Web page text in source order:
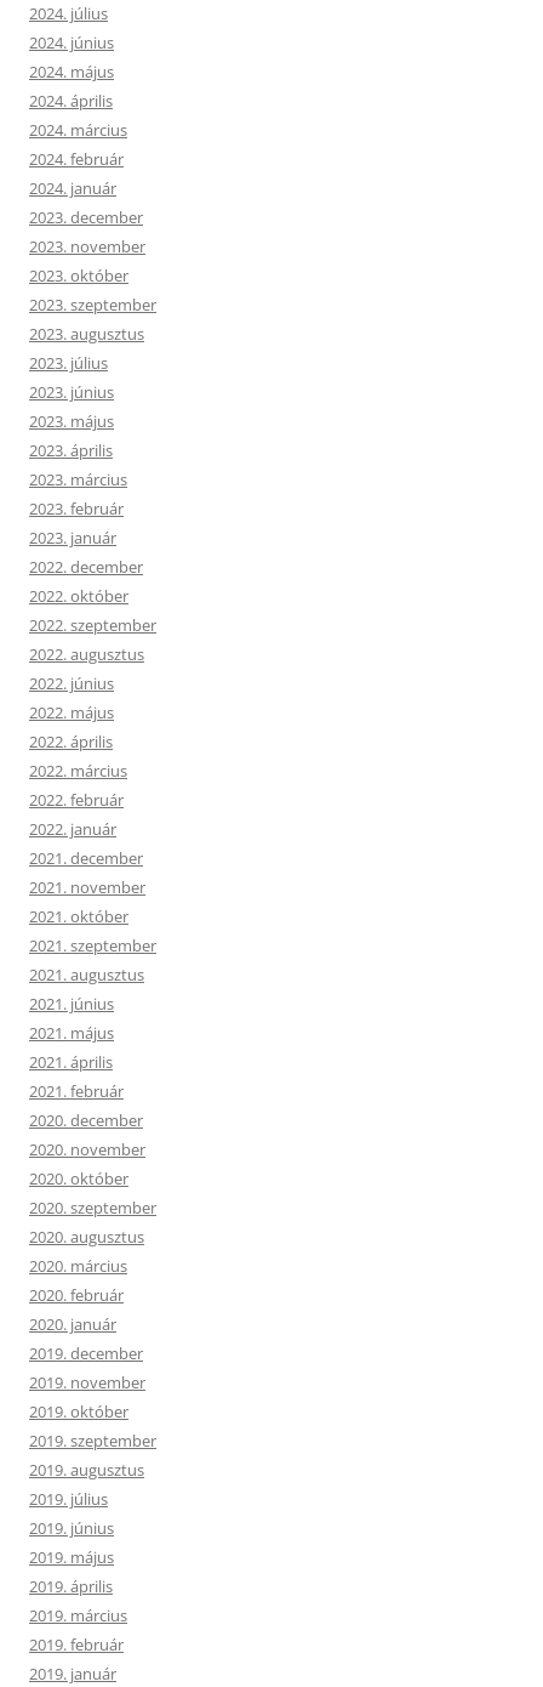
2024. július
2024. június
2024. május
2024. április
2024. március
2024. február
2024. január
2023. december
2023. november
2023. október
2023. szeptember
2023. augusztus
2023. július
2023. június
2023. május
2023. április
2023. március
2023. február
2023. január
2022. december
2022. október
2022. szeptember
2022. augusztus
2022. június
2022. május
2022. április
2022. március
2022. február
2022. január
2021. december
2021. november
2021. október
2021. szeptember
2021. augusztus
2021. június
2021. május
2021. április
2021. február
2020. december
2020. november
2020. október
2020. szeptember
2020. augusztus
2020. március
2020. február
2020. január
2019. december
2019. november
2019. október
2019. szeptember
2019. augusztus
2019. július
2019. június
2019. május
2019. április
2019. március
2019. február
2019. január